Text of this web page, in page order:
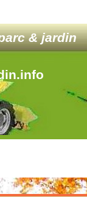
& jardin